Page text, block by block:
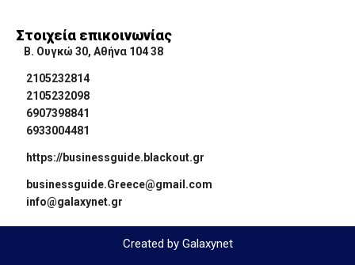
Στοιχεία επικοινωνίας
Β. Ουγκώ 30, Αθήνα 104 38
2105232814
2105232098
6907398841
6933004481
https://businessguide.blackout.gr
businessguide.Greece@gmail.com
info@galaxynet.gr
Created by Galaxynet